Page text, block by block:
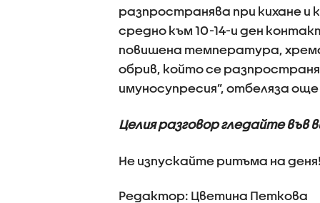
разпространява при кихане и
средно към 10-14-и ден
повишена температура,
обрив, който се
имуносупресия”, отбеляза
Целия разговор гледайте във
Не изпускайте ритъма на
Редактор: Цветина Петкова